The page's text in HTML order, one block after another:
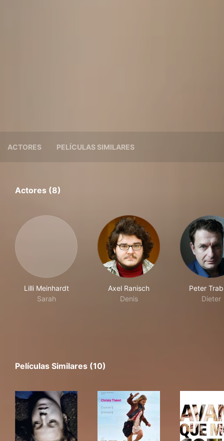
ACTORES PELÍCULAS SIMILARES
Actores (8)
Lilli Meinhardt
Sarah
Axel Ranisch
Denis
Peter
Dieter
Películas Similares (10)